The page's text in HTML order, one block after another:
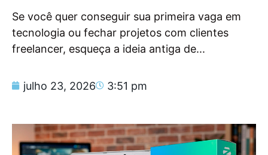
Se você quer conseguir sua primeira vaga em
tecnologia ou fechar projetos com clientes
freelancer, esqueça a ideia antiga de...
julho 23, 2026 3:51 pm